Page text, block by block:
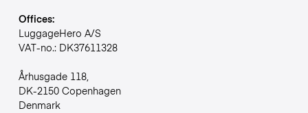
Offices:
LuggageHero A/S
VAT-no.: DK37611328
Århusgade 118,
DK-2150 Copenhagen
Denmark